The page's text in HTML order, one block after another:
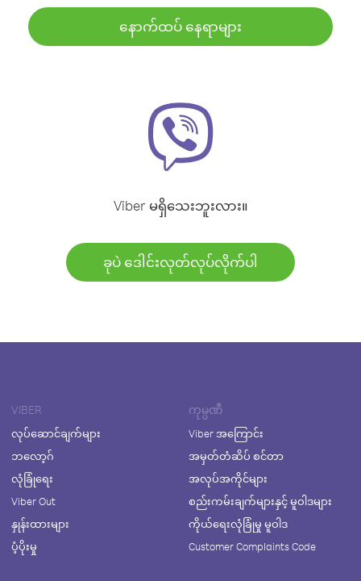
နောက်ထပ် နေရာများ
Viber မရှိသေးဘူးလား။
ခုပဲ ဒေါင်းလုတ်လုပ်လိုက်ပါ
VIBER
လုပ်ဆောင်ချက်များ
ဘလော့ဂ်
လုံခြုံရေး
Viber Out
နှုန်းထားများ
ပံ့ပိုးမှု
ကုမ္ပဏီ
Viber အကြောင်း
အမှတ်တံဆိပ် စင်တာ
အလုပ်အကိုင်များ
စည်းကမ်းချက်များနှင့် မူဝါဒများ
ကိုယ်ရေးလုံခြုံမှု မူဝါဒ
Customer Complaints Code